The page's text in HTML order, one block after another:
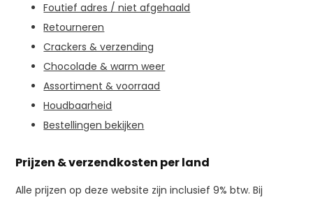
Foutief adres / niet afgehaald
Retourneren
Crackers & verzending
Chocolade & warm weer
Assortiment & voorraad
Houdbaarheid
Bestellingen bekijken
Prijzen & verzendkosten per land
Alle prijzen op deze website zijn inclusief 9% btw. Bij